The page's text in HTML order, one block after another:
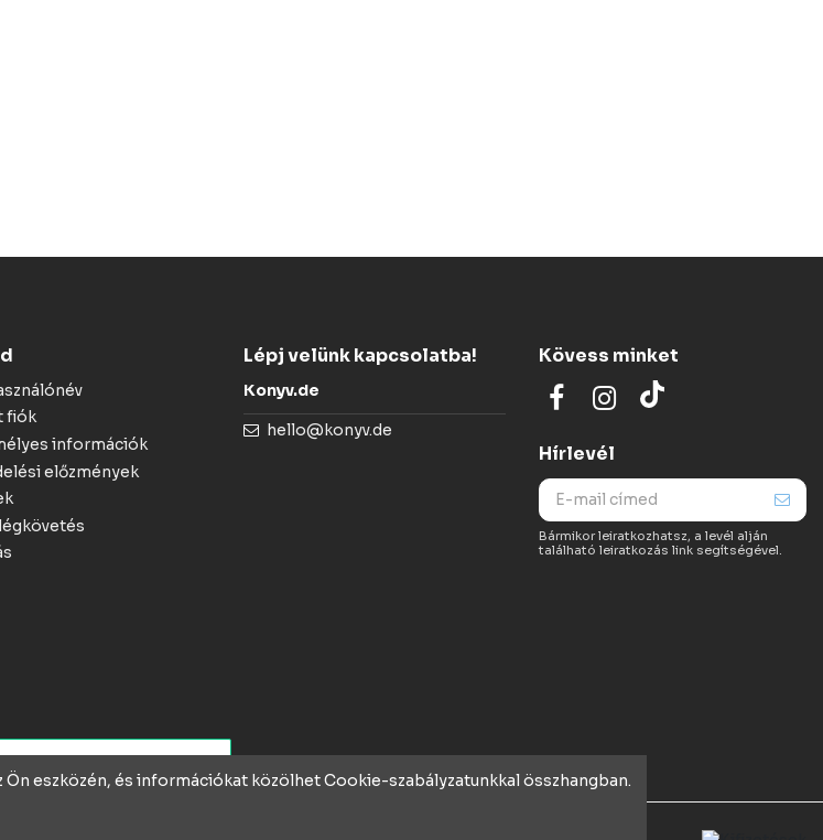
fiók
információk
előzmények
Lépj velünk kapcsolatba!
Konyv.de
hello@konyv.de
Kövess minket
Hírlevél
Bármikor leiratkozhatsz, a levél alján
található leiratkozás link segítségével.
eszközén, és információkat közölhet Cookie-szabályzatunkkal összhangban.